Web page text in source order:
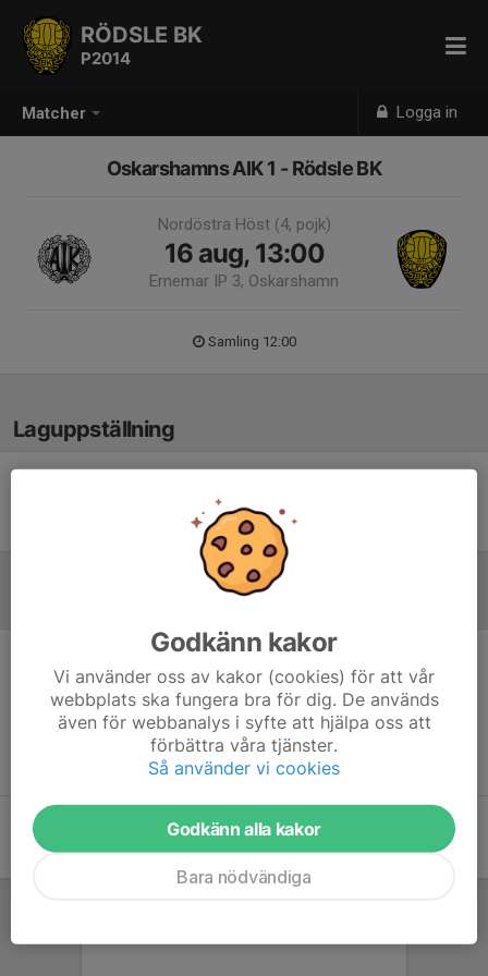
Matcher Logga in
RÖDSLE BK
P2014
Oskarshamns AIK 1 - Rödsle BK
Nordöstra Höst (4, pojk)
16 aug, 13:00
Ernemar IP 3, Oskarshamn
Samling 12:00
Laguppställning
Ingen uppställning ifylld
Inget skrivet
Godkänn kakor
Vi använder oss av kakor (cookies) för att vår
webbplats ska fungera bra för dig. De används
även för webbanalys i syfte att hjälpa oss att
förbättra våra tjänster.
Så använder vi cookies
Godkänn alla kakor
Bara nödvändiga